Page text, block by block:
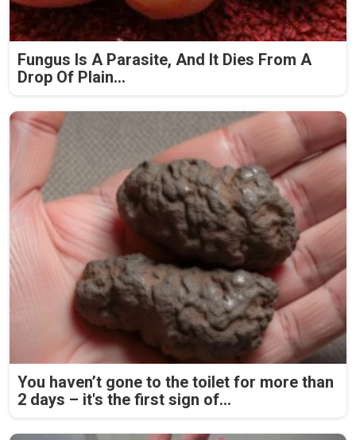
Fungus Is A Parasite, And It Dies From A
Drop Of Plain...
You haven’t gone to the toilet for more than
2 days – it's the first sign of...